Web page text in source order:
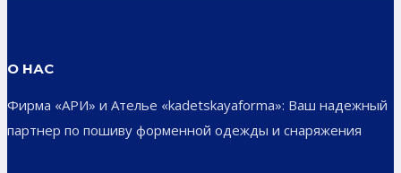
О НАС
Фирма «АРИ» и Ателье «kadetskayaforma»: Ваш надежный
партнер по пошиву форменной одежды и снаряжения